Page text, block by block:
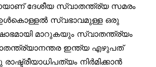
ദേശീയ സ്വാതന്ത്ര്യ സമരം
സ്വഭാവമുള്ള ഒരു
മാറുകയും സ്വാതന്ത്ര്യം
ഇന്ത്യ എഴുപത്
നിർമിക്കാൻ